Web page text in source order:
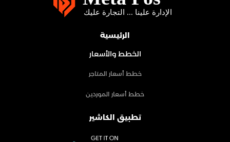
الرئيسية
الخطط والأسعار
خطط أسعار المتاجر
خطط أسعار الموردين
تطبيق الكاشير